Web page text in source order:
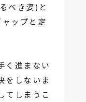
べき姿)と
ップと定
く進まない
をしないま
てしまうこ